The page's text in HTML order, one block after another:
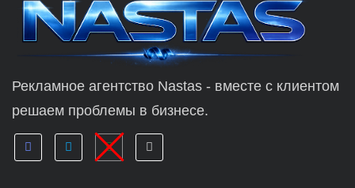
Рекламное агентство Nastas - вместе с клиентом
решаем проблемы в бизнесе.